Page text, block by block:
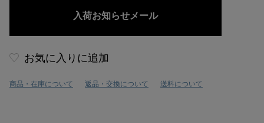
お気に入りに追加
商品・在庫について 返品・交換について 送料について